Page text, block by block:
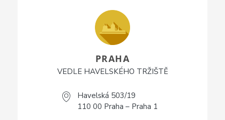
PRAHA
VEDLE HAVELSKÉHO TRŽIŠTĚ
Havelská 503/19
110 00 Praha – Praha 1